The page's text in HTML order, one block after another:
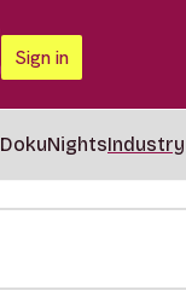
Sign in
DokuNightsIndustry